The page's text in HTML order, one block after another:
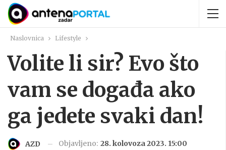
Naslovnica Lifestyle
Volite li sir? Evo što
vam se događa ako
ga jedete svaki dan!
AZD Objavljeno: 28. kolovoza 2023. 15:00